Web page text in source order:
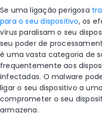
Se uma ligação perigosa
para o seu dispositivo, os
vírus paralisam o seu
seu poder de
é uma vasta categoria de
frequentemente aos
infectadas. O malware
ligar o seu dispositivo a
comprometer o seu
armazena.